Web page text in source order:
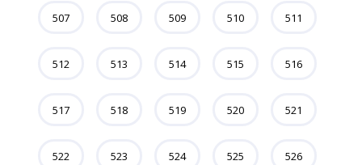
507 508 509 510 511
512 513 514 515 516
517 518 519 520 521
522 523 524 525 526